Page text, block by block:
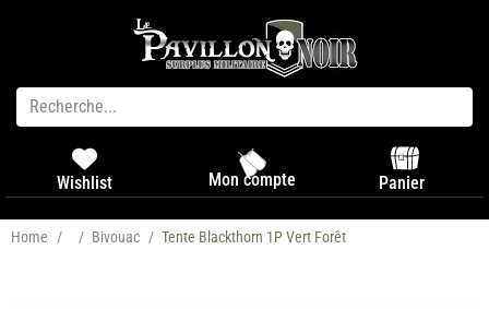
Wishlist Mon compte Panier
Home / / Bivouac / Tente Blackthorn 1P Vert Forêt